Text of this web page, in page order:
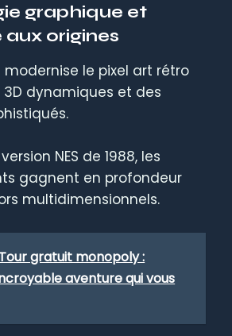
graphique et
origines
modernise le pixel art rétro
dynamiques et des
NES de 1988, les
gagnent en profondeur
multidimensionnels.
Tour gratuit monopoly :
aventure qui vous